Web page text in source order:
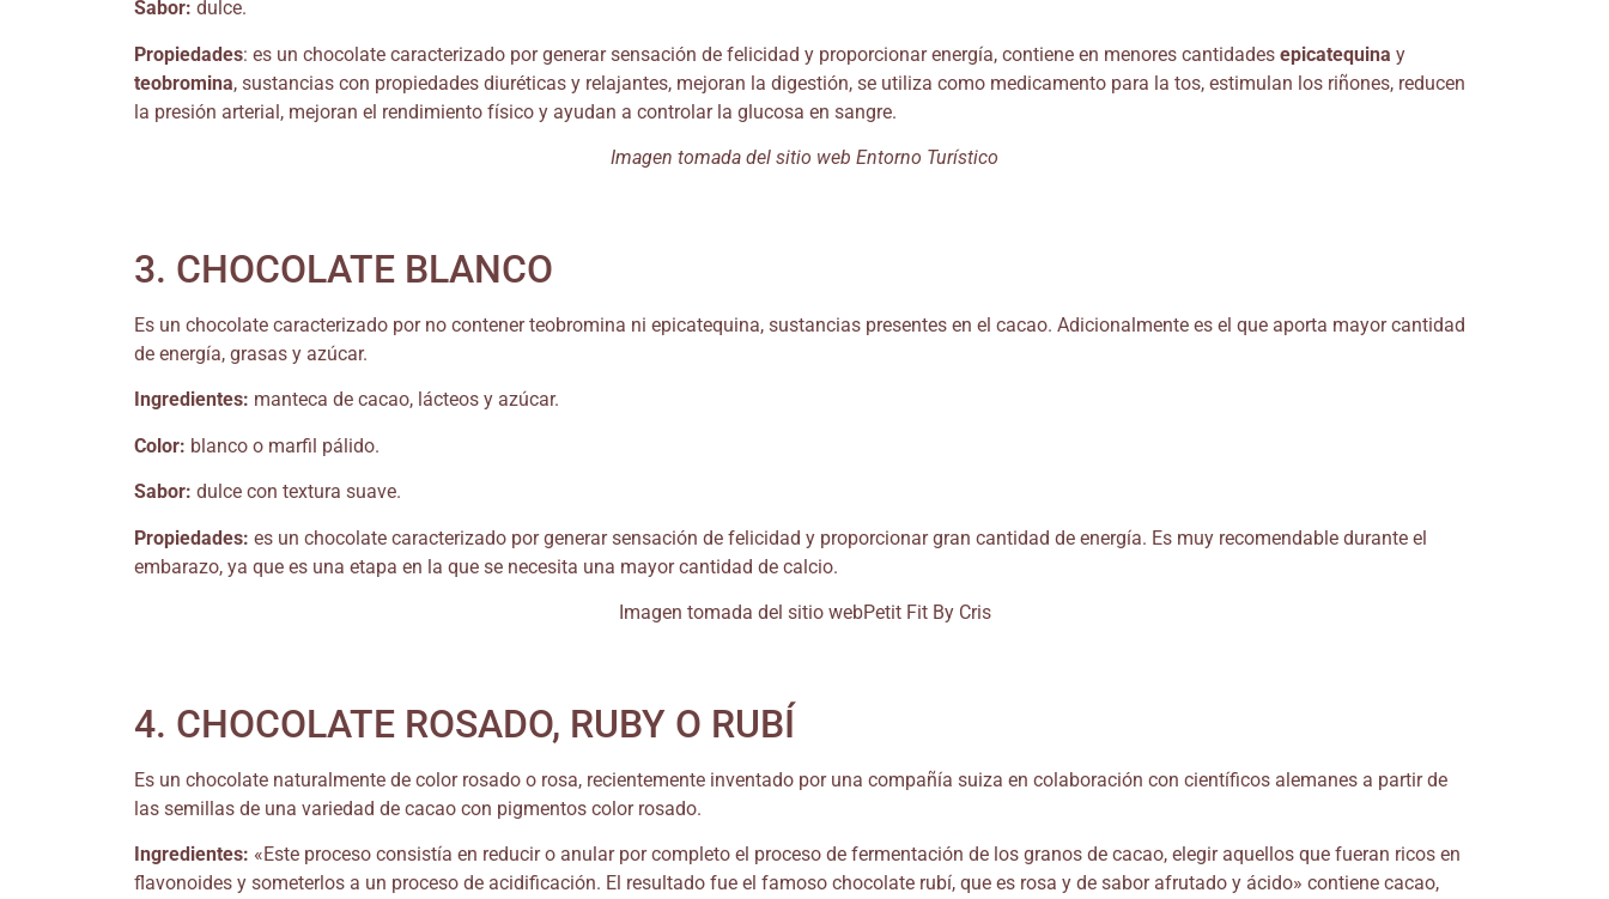
Sabor: dulce.
Propiedades: es un chocolate caracterizado por generar sensación de felicidad y proporcionar energía, contiene en menores cantidades epicatequina y
teobromina, sustancias con propiedades diuréticas y relajantes, mejoran la digestión, se utiliza como medicamento para la tos, estimulan los riñones, reducen
la presión arterial, mejoran el rendimiento físico y ayudan a controlar la glucosa en sangre.
Imagen tomada del sitio web Entorno Turístico
3. CHOCOLATE BLANCO
Es un chocolate caracterizado por no contener teobromina ni epicatequina, sustancias presentes en el cacao. Adicionalmente es el que aporta mayor cantidad
de energía, grasas y azúcar.
Ingredientes: manteca de cacao, lácteos y azúcar.
Color: blanco o marfil pálido.
Sabor: dulce con textura suave.
Propiedades: es un chocolate caracterizado por generar sensación de felicidad y proporcionar gran cantidad de energía. Es muy recomendable durante el
embarazo, ya que es una etapa en la que se necesita una mayor cantidad de calcio.
Imagen tomada del sitio webPetit Fit By Cris
4. CHOCOLATE ROSADO, RUBY O RUBÍ
Es un chocolate naturalmente de color rosado o rosa, recientemente inventado por una compañía suiza en colaboración con científicos alemanes a partir de
las semillas de una variedad de cacao con pigmentos color rosado.
Ingredientes: «Este proceso consistía en reducir o anular por completo el proceso de fermentación de los granos de cacao, elegir aquellos que fueran ricos en
flavonoides y someterlos a un proceso de acidificación. El resultado fue el famoso chocolate rubí, que es rosa y de sabor afrutado y ácido» contiene cacao,